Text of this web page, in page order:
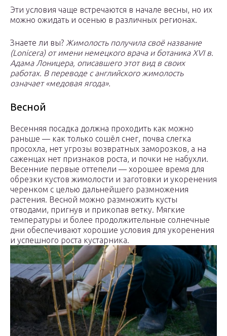
Эти условия чаще встречаются в начале весны, но их
можно ожидать и осенью в различных регионах.
Знаете ли вы? Жимолость получила своё название
(Lonicera) от имени немецкого врача и ботаника XVI в.
Адама Лоницера, описавшего этот вид в своих
работах. В переводе с английского жимолость
означает «медовая ягода».
Весной
Весенняя посадка должна проходить как можно
раньше — как только сошёл снег, почва слегка
просохла, нет угрозы возвратных заморозков, а на
саженцах нет признаков роста, и почки не набухли.
Весенние первые оттепели — хорошее время для
обрезки кустов жимолости и заготовки и укоренения
черенком с целью дальнейшего размножения
растения. Весной можно размножить кусты
отводами, пригнув и прикопав ветку. Мягкие
температуры и более продолжительные солнечные
дни обеспечивают хорошие условия для укоренения
и успешного роста кустарника.